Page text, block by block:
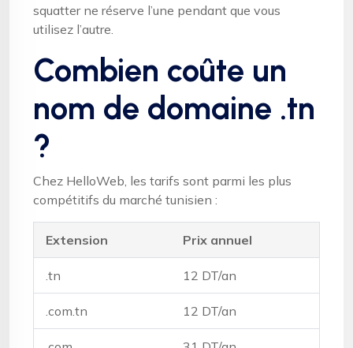
squatter ne réserve l’une pendant que vous
utilisez l’autre.
Combien coûte un
nom de domaine .tn
?
Chez HelloWeb, les tarifs sont parmi les plus
compétitifs du marché tunisien :
Extension Prix annuel
.tn 12 DT/an
.com.tn 12 DT/an